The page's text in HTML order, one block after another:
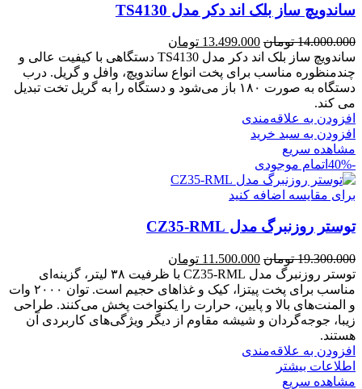
ساندویچ ساز بلک اند دکر مدل TS4130
14.000.000 تومان قیمت
اصلی:
14.000.000 تومان
بود.
13.499.000 تومان
فعلی:
13.499.000 تومان.
ساندویچ ساز بلک اند دکر مدل TS4130 دستگاهی با کیفیت عالی و
چندمنظوره مناسب برای پخت انواع ساندویچ، وافل و گریل. درب
دستگاه به صورت ۱۸۰ باز می‌شود و دستگاه را به گریل تخت تبدیل
می کند.
افزودن به علاقه‌مندی
افزودن به سبد خرید
مشاهده سریع
-40%
اتمام موجودی
برای مقایسه اضافه کنید
توستر روزنبرگ مدل CZ35-RML
19.300.000 تومان قیمت
اصلی:
19.300.000 تومان
بود.
11.500.000 تومان
فعلی:
11.500.000 تومان.
توستر روزنبرگ مدل CZ35-RML با ظرفیت ۳۸ لیتر، گزینه‌ای
مناسب برای پخت پیتزا، کیک و غذاهای حجیم است. توان ۲۰۰۰ وات
و المنت‌های بالا و پایین، حرارت را یکنواخت پخش می‌کنند. طراحی
زیبا، جوجه‌گردان و شیشه مقاوم از دیگر ویژگی‌های کاربردی آن
هستند.
افزودن به علاقه‌مندی
اطلاعات بیشتر
مشاهده سریع